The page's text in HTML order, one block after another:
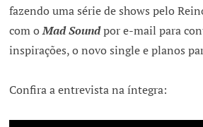
fazendo uma série de shows pelo
com oMad Soundpor e-mail para
inspirações, o novo single e planos
Confira a entrevista na íntegra: